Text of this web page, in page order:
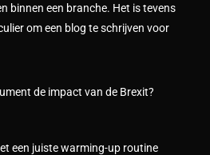
binnen een branche. Het is tevens
om een blog te schrijven voor
de impact van de Brexit?
een juiste warming-up routine